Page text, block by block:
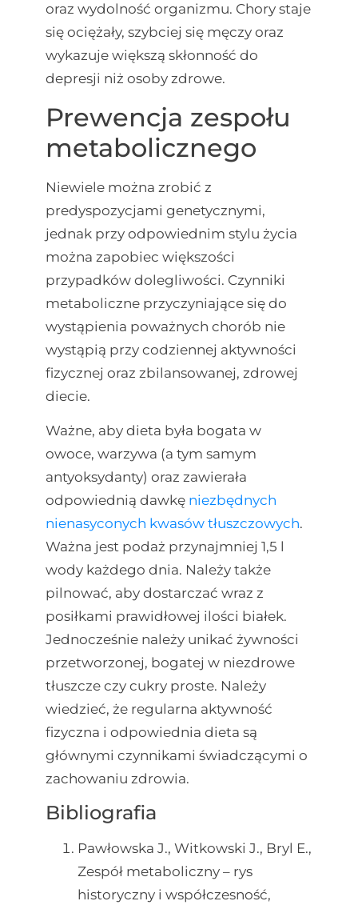
oraz wydolność organizmu. Chory staje
się ociężały, szybciej się męczy oraz
wykazuje większą skłonność do
depresji niż osoby zdrowe.
Prewencja zespołu
metabolicznego
Niewiele można zrobić z
predyspozycjami genetycznymi,
jednak przy odpowiednim stylu życia
można zapobiec większości
przypadków dolegliwości. Czynniki
metaboliczne przyczyniające się do
wystąpienia poważnych chorób nie
wystąpią przy codziennej aktywności
fizycznej oraz zbilansowanej, zdrowej
diecie.
Ważne, aby dieta była bogata w
owoce, warzywa (a tym samym
antyoksydanty) oraz zawierała
odpowiednią dawkę niezbędnych
nienasyconych kwasów tłuszczowych.
Ważna jest podaż przynajmniej 1,5 l
wody każdego dnia. Należy także
pilnować, aby dostarczać wraz z
posiłkami prawidłowej ilości białek.
Jednocześnie należy unikać żywności
przetworzonej, bogatej w niezdrowe
tłuszcze czy cukry proste. Należy
wiedzieć, że regularna aktywność
fizyczna i odpowiednia dieta są
głównymi czynnikami świadczącymi o
zachowaniu zdrowia.
Bibliografia
Pawłowska J., Witkowski J., Bryl E.,
Zespół metaboliczny – rys
historyczny i współczesność,